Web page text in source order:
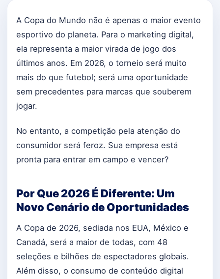
A Copa do Mundo não é apenas o maior evento
esportivo do planeta. Para o marketing digital,
ela representa a maior virada de jogo dos
últimos anos. Em 2026, o torneio será muito
mais do que futebol; será uma oportunidade
sem precedentes para marcas que souberem
jogar.
No entanto, a competição pela atenção do
consumidor será feroz. Sua empresa está
pronta para entrar em campo e vencer?
Por Que 2026 É Diferente: Um
Novo Cenário de Oportunidades
A Copa de 2026, sediada nos EUA, México e
Canadá, será a maior de todas, com 48
seleções e bilhões de espectadores globais.
Além disso, o consumo de conteúdo digital